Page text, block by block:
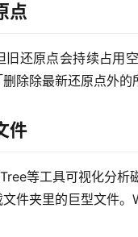
点
旧还原点会持续占用
删除除最新还原点外
件
等工具可视化分析
件夹里的巨型文件。